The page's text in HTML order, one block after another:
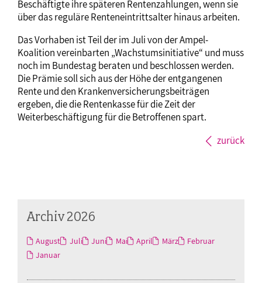
Beschäftigte ihre späteren Rentenzahlungen, wenn sie
über das reguläre Renteneintrittsalter hinaus arbeiten.
Das Vorhaben ist Teil der im Juli von der Ampel-
Koalition vereinbarten „Wachstumsinitiative“ und muss
noch im Bundestag beraten und beschlossen werden.
Die Prämie soll sich aus der Höhe der entgangenen
Rente und den Krankenversicherungsbeiträgen
ergeben, die die Rentenkasse für die Zeit der
Weiterbeschäftigung für die Betroffenen spart.
zurück
Archiv 2026
August Juli Juni Mai April März
Februar
Januar